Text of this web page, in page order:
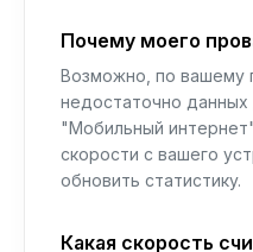
Почему моего
Возможно, по вашему
недостаточно данных
"Мобильный
скорости с вашего
обновить статистику.
Какая скорость